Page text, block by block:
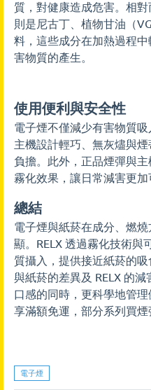
質，對健康造成危害。相對
則是尼古丁、植物甘油（
料，這些成分在加熱過程
害物質的產生。
使用便利與安全性
電子煙不僅減少有害物質
主機設計輕巧、無灰燼與
負擔。此外，正品煙彈與
霧化效果，讓日常減害更加
總結
電子煙與紙菸在成分、燃
顯。RELX 透過霧化技術與
質攝入，提供接近紙菸的
與紙菸的差異及 RELX 的
口感的同時，更科學地管理
享滿額免運，部分系列買煙
電子煙